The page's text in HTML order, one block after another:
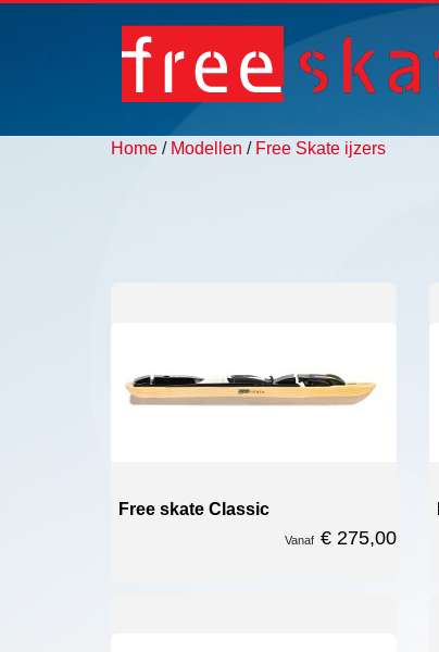
Home / Modellen / Free Skate ijzers
Free skate Classic
Vanaf € 275,00